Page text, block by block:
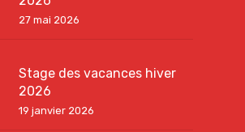
27 mai 2026
Stage des vacances hiver
2026
19 janvier 2026